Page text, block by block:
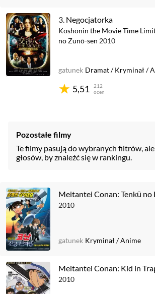
3. Negocjatorka
Kōshōnin the Movie Time
no Zunō-sen 2010
5,51
212
ocen
gatunek Dramat/Kryminał /
Pozostałe filmy
Te filmy pasują do wybranych filtrów,
głosów, by znaleźć się w rankingu.
Meitantei Conan: Tenkū no
2010
gatunek Kryminał /Anime
Meitantei Conan: Kid in
2010